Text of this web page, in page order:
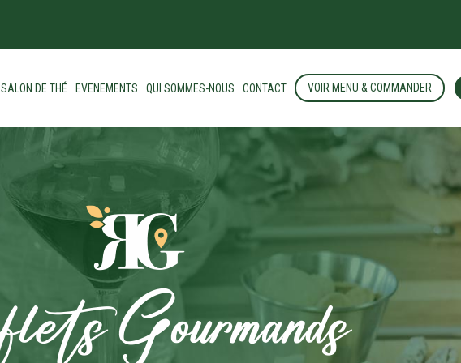
SALON DE THÉ EVENEMENTS QUI SOMMES-NOUS CONTACT VOIR MENU & COMMANDER